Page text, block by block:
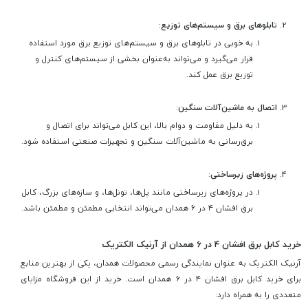
تابلوهای برق و سیستم‌های توزیع:
به خوبی در تابلوهای برق و سیستم‌های توزیع برق مورد استفاده
قرار می‌گیرد و می‌تواند به‌عنوان بخشی از سیستم‌های کنترل و
توزیع برق عمل کند.
اتصال به ماشین‌آلات سنگین:
به دلیل مقاومت و دوام بالا، این کابل می‌تواند برای اتصال و
برق‌رسانی به ماشین‌آلات سنگین و تجهیزات صنعتی استفاده شود.
پروژه‌های زیرساختی:
در پروژه‌های زیرساختی مانند پل‌ها، تونل‌ها، و سازه‌های بزرگ، کابل
برق افشان ۴ در ۶ همدان می‌تواند انتخابی مطمئن و مطمئن باشد.
خرید کابل برق افشان ۴ در ۶ همدان از آرنیک الکتریک
آرنیک الکتریک به عنوان نمایندگی رسمی محصولات همدان، یکی از بهترین منابع
برای خرید کابل برق افشان ۴ در ۶ همدان است. خرید از این فروشگاه مزایای
متعددی را به همراه دارد: